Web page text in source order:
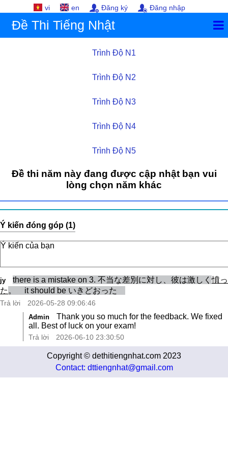
vi en Đăng ký Đăng nhập
Đề Thi Tiếng Nhật
Trình Độ N1
Trình Độ N2
Trình Độ N3
Trình Độ N4
Trình Độ N5
Đề thi năm này đang được cập nhật bạn vui
lòng chọn năm khác
Ý kiến đóng góp (1)
jy there is a mistake on 3. 不当な差別に対し、彼は激しく憤っ
た 。 it should be いきどおった
Trả lời 2026-05-28 09:06:46
Admin
Thank you so much for the feedback. We fixed
all. Best of luck on your exam!
Trả lời 2026-06-10 23:30:50
Copyright © dethitiengnhat.com 2023
Contact: dttiengnhat@gmail.com